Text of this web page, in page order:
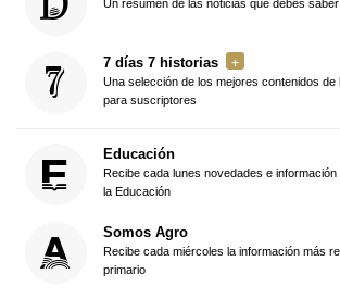
Un resumen de las noticias que debes
7 días 7 historias
Una selección de los mejores contenidos de
para suscriptores
Educación
Recibe cada lunes novedades e
la Educación
Somos Agro
Recibe cada miércoles la información más
primario